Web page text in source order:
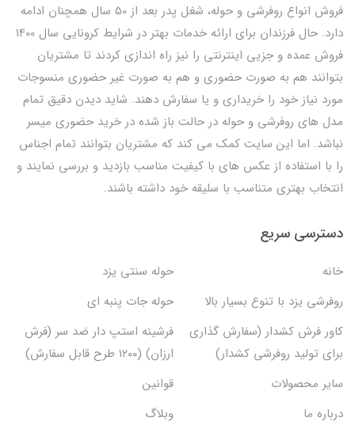
فروش انواع روفرشی و حوله، شغل پدر بعد از 50 سال همچنان ادامه
دارد. حال فرزندان برای ارائه خدمات بهتر در شرایط کرونایی سال 1400
فروش عمده و جزیی اینترنتی را نیز راه اندازی کردند تا مشتریان
بتوانند هم به صورت حضوری و هم به صورت غیر حضوری منسوجات
مورد نیاز خود را خریداری و یا سفارش دهند. شاید دیدن دقیق تمام
مدل های روفرشی و حوله در حالت باز شده در خرید حضوری میسر
نباشد. اما این سایت کمک می کند که مشتریان بتوانند تمام اجناس
را با استفاده از عکس های با کیفیت مناسب بازدید و بررسی نمایند و
انتخاب بهتری متناسب با سلیقه خود داشته باشند.
دسترسی سریع
خانه
حوله سنتی یزد
روفرشی یزد با تنوع بسیار بالا
حوله جات پنبه ای
کاور فرش کشدار (سفارش گذاری
برای تولید روفرشی کشدار)
فرشینه استپ دار ضد سر (فرش
ارزان) (۱۲۰۰ طرح قابل سفارش)
سایر محصولات
قوانین
درباره ما
وبلاگ